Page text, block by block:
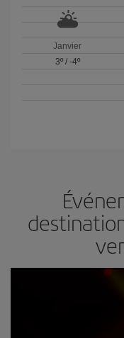
Janvier
3º/ -4º